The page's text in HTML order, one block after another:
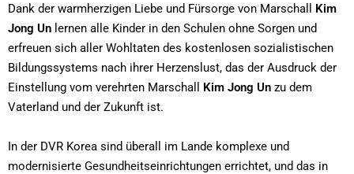
Dank der warmherzigen Liebe und Fürsorge von Marschall Kim
Jong Un lernen alle Kinder in den Schulen ohne Sorgen und
erfreuen sich aller Wohltaten des kostenlosen sozialistischen
Bildungssystems nach ihrer Herzenslust, das der Ausdruck der
Einstellung vom verehrten Marschall Kim Jong Un zu dem
Vaterland und der Zukunft ist.
In der DVR Korea sind überall im Lande komplexe und
modernisierte Gesundheitseinrichtungen errichtet, und das in